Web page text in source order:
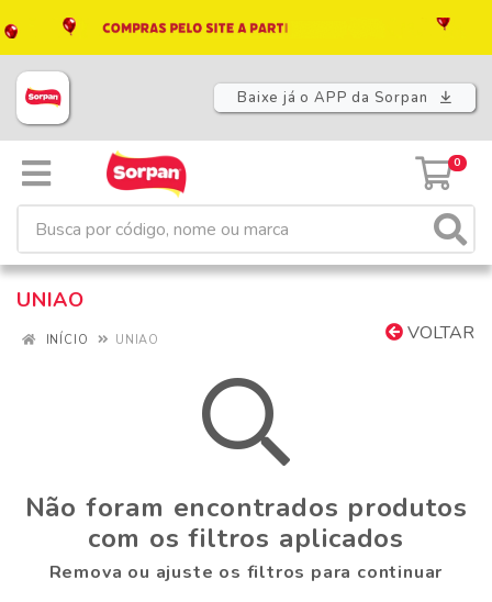
Baixe já o APP da Sorpan
0
UNIAO
VOLTAR
INÍCIO UNIAO
Não foram encontrados produtos
com os filtros aplicados
Remova ou ajuste os filtros para continuar